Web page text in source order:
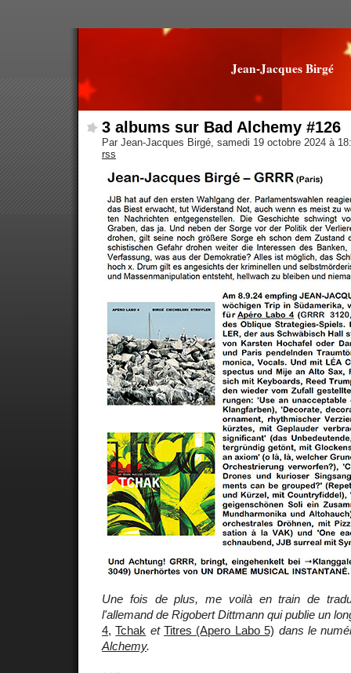
Jean-Jacques Birgé
3 albums sur Bad Alchemy #126
Par Jean-Jacques Birgé, samedi 19 octobre 2024 à
rss
Une fois de plus, me voilà en train de
l'allemand de Rigobert Dittmann qui publie un
4,Tchak etTitres (Apero Labo 5) dans le
Alchemy.